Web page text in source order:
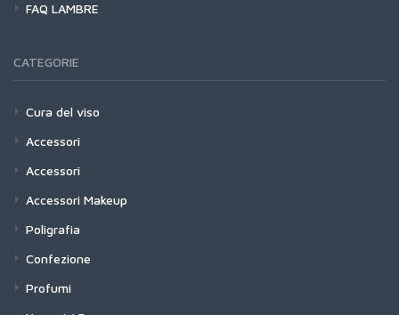
FAQ LAMBRE
CATEGORIE
Cura del viso
Accessori
Accessori
Accessori Makeup
Poligrafia
Confezione
Profumi